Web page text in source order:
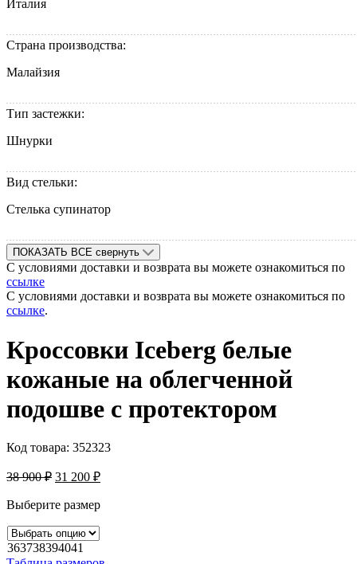
Италия
Страна производства:
Малайзия
Тип застежки:
Шнурки
Вид стельки:
Стелька супинатор
ПОКАЗАТЬ ВСЕ свернуть
С условиями доставки и возврата вы можете ознакомиться по
ссылке
С условиями доставки и возврата вы можете ознакомиться по
ссылке.
Кроссовки Iceberg белые
кожаные на облегченной
подошве с протектором
Код товара: 352323
38 900₽ 31 200 ₽
Выберите размер
363738394041